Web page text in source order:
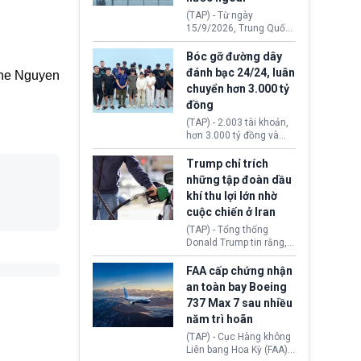
Nguyen
đến ổ dịch Salmonella
khiến ít nhất 110 người
mắc bệnh tại bang
Minnesota.
(TAP) - Từ ngày
15/9/2026, Trung Quốc
áp dụng quy định mới về
quản lý xuất nhập cảnh.
Một hành vi vi phạm giấy
tờ, xuất nhập cảnh trái
phép hay liên quan kiểm
soát công nghệ có thể
khiến công dân Trung
Quốc đối mặt lệnh cấm
xuất cảnh kéo dài tới 3
năm. Trong khi đó, người
nước ngoài sử dụng giấy
tờ giả có nguy cơ bị từ
chối nhập cảnh hoặc
cấm vào Trung Quốc tới
5 năm.
Bóc gỡ đường dây
đánh bạc 24/24, luân
chuyển hơn 3.000 tỷ
đồng
(TAP) - 2.003 tài khoản,
hơn 3.000 tỷ đồng và
một đường dây đánh
bạc xuyên quốc gia vận
hành 24/24 giờ vừa bị
Công an TP. Hải Phòng
(Việt Nam) bóc gỡ.
Trump chỉ trích
những tập đoàn dầu
khí thu lợi lớn nhờ
cuộc chiến ở Iran
(TAP) - Tổng thống
Donald Trump tin rằng, 2
tập đoàn dầu khí
ExxonMobil và Chevron
đã thu về lợi nhuận quá
lớn nhờ giá dầu tăng
mạnh suốt thời gian Hoa
Kỳ xảy ra xung đột ở
Iran. Trên cơ sở đó, lãnh
đạo Nhà Trắng kêu gọi
các doanh nghiệp cần
FAA cấp chứng nhận
an toàn bay Boeing
737 Max 7 sau nhiều
năm trì hoãn
(TAP) - Cục Hàng không
Liên bang Hoa Kỳ (FAA)